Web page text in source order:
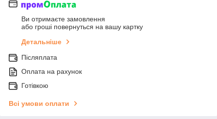
Ви отримаєте замовлення
або гроші повернуться на вашу картку
Детальніше
Післяплата
Оплата на рахунок
Готівкою
Всі умови оплати